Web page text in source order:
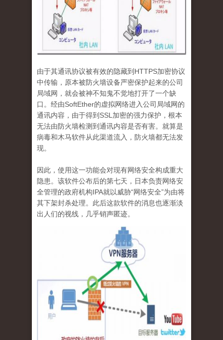
由于其通讯协议被有效的隐藏到 HTTPS加密协议
中传输，原本被防火墙设备严密保护起来的公司
局域网，就会被神不知鬼不觉地打开了一个缺
口。经由SoftEther的虚拟网络进入公司局域网的
通讯内容，由于得到 SSL 加密的强力保护，根本
无法由防火墙检测到通讯内容是否有害。就算是
病毒和木马软件从此渠道流入，防火墙都无法发
现。
因此，使用这一功能会对现有网络安全构成重大
隐患。该软件公布后的第七天，日本负责网络安
全管理的政府机构IPA就以威胁“网络安全”为由将
其下架封杀处理。此后这款软件的消息也逐渐淡
出人们的视线，几乎销声匿迹。